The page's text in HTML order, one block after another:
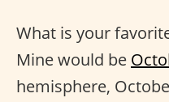
What is your
Mine would be
hemisphere,